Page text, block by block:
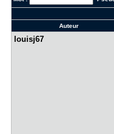
Auteur
louisj67